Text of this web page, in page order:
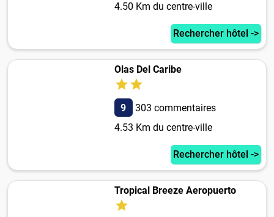
4.50 Km du centre-ville
Rechercher hôtel ->
Olas Del Caribe
9
303 commentaires
4.53 Km du centre-ville
Rechercher hôtel ->
Tropical Breeze Aeropuerto